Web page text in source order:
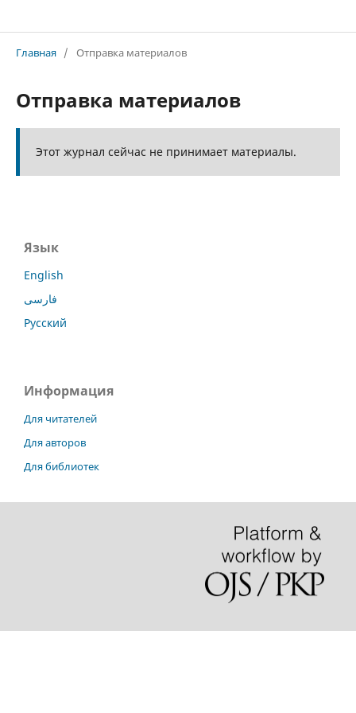
Главная / Отправка материалов
Отправка материалов
Этот журнал сейчас не принимает материалы.
Язык
English
فارسی
Русский
Информация
Для читателей
Для авторов
Для библиотек